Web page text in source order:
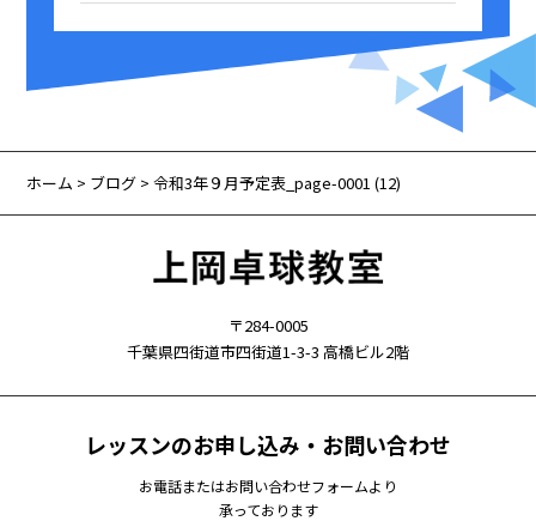
ホーム > ブログ > 令和3年９月予定表_page-0001 (12)
〒284-0005
千葉県四街道市四街道1-3-3 高橋ビル2階
レッスンのお申し込み・お問い合わせ
お電話またはお問い合わせフォームより
承っております